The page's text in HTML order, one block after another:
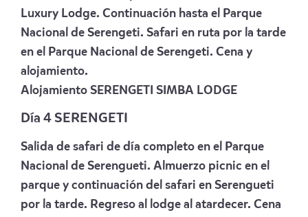
Luxury Lodge. Continuación hasta el Parque
Nacional de Serengeti. Safari en ruta por la tarde
en el Parque Nacional de Serengeti. Cena y
alojamiento.
Alojamiento SERENGETI SIMBA LODGE
Día 4 SERENGETI
Salida de safari de día completo en el Parque
Nacional de Serengueti. Almuerzo picnic en el
parque y continuación del safari en Serengueti
por la tarde. Regreso al lodge al atardecer. Cena